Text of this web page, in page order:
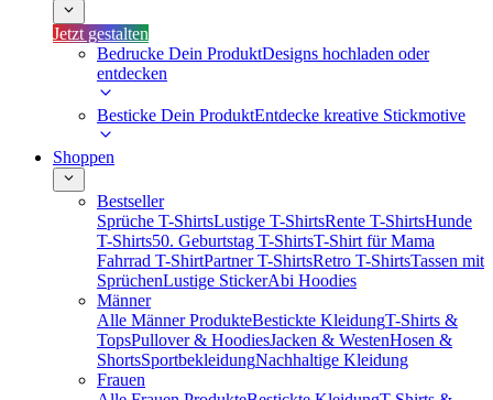
Jetzt gestalten
Bedrucke Dein ProduktDesigns hochladen oder
entdecken
Besticke Dein ProduktEntdecke kreative Stickmotive
Shoppen
Bestseller
Sprüche T-ShirtsLustige T-ShirtsRente T-ShirtsHunde
T-Shirts50. Geburtstag T-ShirtsT-Shirt für Mama
Fahrrad T-ShirtPartner T-ShirtsRetro T-ShirtsTassen mit
SprüchenLustige StickerAbi Hoodies
Männer
Alle Männer ProdukteBestickte KleidungT-Shirts &
TopsPullover & HoodiesJacken & WestenHosen &
ShortsSportbekleidungNachhaltige Kleidung
Frauen